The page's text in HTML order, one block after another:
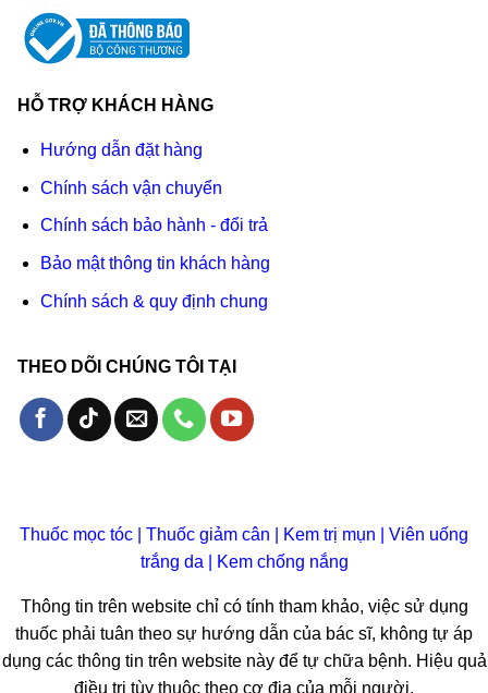
HỖ TRỢ KHÁCH HÀNG
Hướng dẫn đặt hàng
Chính sách vận chuyển
Chính sách bảo hành - đổi trả
Bảo mật thông tin khách hàng
Chính sách & quy định chung
THEO DÕI CHÚNG TÔI TẠI
Thuốc mọc tóc Thuốc giảm cân Kem trị mụn
Viên uống
trắng da
Kem chống nắng
Thông tin trên website chỉ có tính tham khảo, việc sử dụng
thuốc phải tuân theo sự hướng dẫn của bác sĩ, không tự áp
dụng các thông tin trên website này để tự chữa bệnh. Hiệu quả
điều trị tùy thuộc theo cơ địa của mỗi người.